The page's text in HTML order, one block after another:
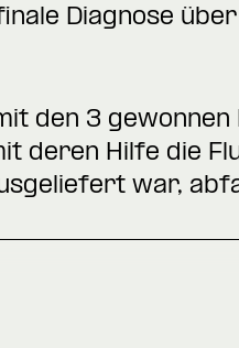
Diagnose
den 3
deren Hilfe die
war,